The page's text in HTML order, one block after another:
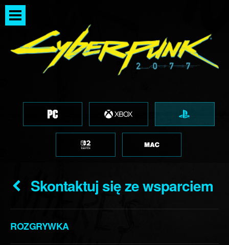
Skontaktuj się ze wsparciem
ROZGRYWKA